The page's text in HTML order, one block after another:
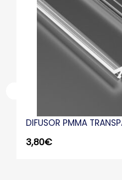
DIFUSOR PMMA
3,80€